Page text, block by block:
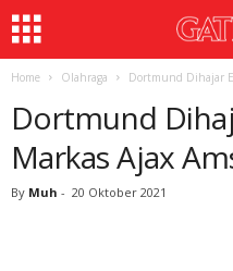
Home Olahraga Dortmund Dihajar
Dortmund
Markas Ajax
By Muh - 20 Oktober 2021